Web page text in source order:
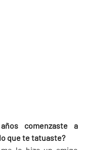
comenzaste a
que te tatuaste?